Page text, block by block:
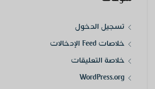
تسجيل الدخول
خلاصات Feed الإدخالات
خلاصة التعليقات
WordPress.org